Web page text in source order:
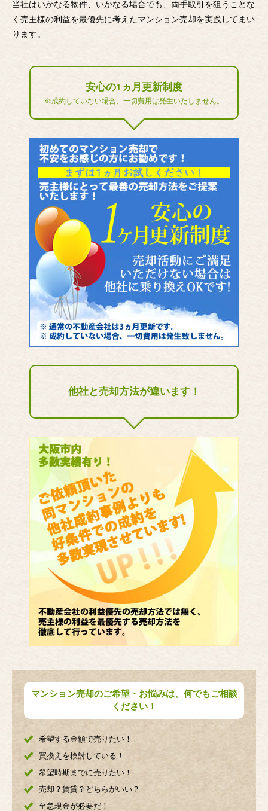
当社はいかなる物件、いかなる場合でも、両手取引を狙うことな
く売主様の利益を最優先に考えたマンション売却を実践してまい
ります。
安心の1ヵ月更新制度
※成約していない場合、一切費用は発生いたしません。
他社と売却方法が違います！
マンション売却のご希望・お悩みは、何でもご相談
ください！
希望する金額で売りたい！
買換えを検討している！
希望時期までに売りたい！
売却？賃貸？どちらがいい？
至急現金が必要だ！